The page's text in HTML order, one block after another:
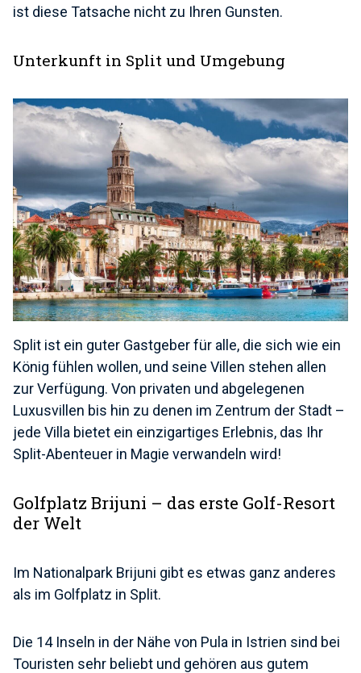
ist diese Tatsache nicht zu Ihren Gunsten.
Unterkunft in Split und Umgebung
Split ist ein guter Gastgeber für alle, die sich wie ein
König fühlen wollen, und seine Villen stehen allen
zur Verfügung. Von privaten und abgelegenen
Luxusvillen bis hin zu denen im Zentrum der Stadt –
jede Villa bietet ein einzigartiges Erlebnis, das Ihr
Split-Abenteuer in Magie verwandeln wird!
Golfplatz Brijuni – das erste Golf-Resort
der Welt
Im Nationalpark Brijuni gibt es etwas ganz anderes
als im Golfplatz in Split.
Die 14 Inseln in der Nähe von Pula in Istrien sind bei
Touristen sehr beliebt und gehören aus gutem